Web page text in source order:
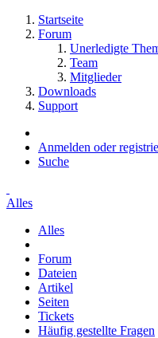
Startseite
Forum
Unerledigte
Team
Mitglieder
Downloads
Support
Anmelden oder
Suche
Alles
Alles
Forum
Dateien
Artikel
Seiten
Tickets
Häufig gestellte Fragen